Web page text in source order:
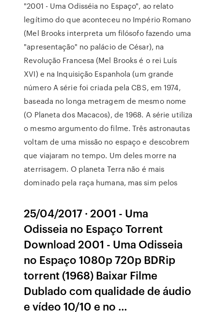
"2001 - Uma Odisséia no Espaço", ao relato
legítimo do que aconteceu no Império Romano
(Mel Brooks interpreta um filósofo fazendo uma
"apresentação" no palácio de César), na
Revolução Francesa (Mel Brooks é o rei Luís
XVI) e na Inquisição Espanhola (um grande
número A série foi criada pela CBS, em 1974,
baseada no longa metragem de mesmo nome
(O Planeta dos Macacos), de 1968. A série utiliza
o mesmo argumento do filme. Três astronautas
voltam de uma missão no espaço e descobrem
que viajaram no tempo. Um deles morre na
aterrisagem. O planeta Terra não é mais
dominado pela raça humana, mas sim pelos
25/04/2017 · 2001 - Uma
Odisseia no Espaço Torrent
Download 2001 - Uma Odisseia
no Espaço 1080p 720p BDRip
torrent (1968) Baixar Filme
Dublado com qualidade de áudio
e vídeo 10/10 e no …